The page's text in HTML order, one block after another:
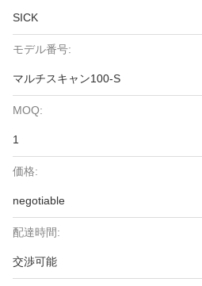
SICK
モデル番号:
マルチスキャン100-S
MOQ:
1
価格:
negotiable
配達時間:
交渉可能